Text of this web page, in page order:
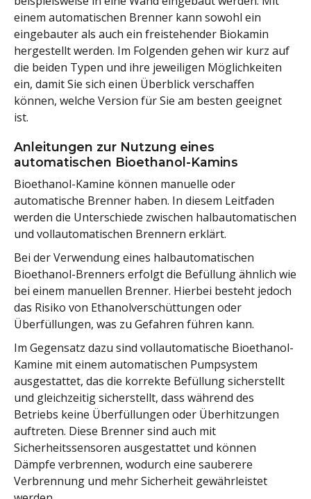
einem automatischen Brenner kann sowohl ein
eingebauter als auch ein freistehender Biokamin
hergestellt werden. Im Folgenden gehen wir kurz auf
die beiden Typen und ihre jeweiligen Möglichkeiten
ein, damit Sie sich einen Überblick verschaffen
können, welche Version für Sie am besten geeignet
ist.
Anleitungen zur Nutzung eines
automatischen Bioethanol-Kamins
Bioethanol-Kamine können manuelle oder
automatische Brenner haben. In diesem Leitfaden
werden die Unterschiede zwischen halbautomatischen
und vollautomatischen Brennern erklärt.
Bei der Verwendung eines halbautomatischen
Bioethanol-Brenners erfolgt die Befüllung ähnlich wie
bei einem manuellen Brenner. Hierbei besteht jedoch
das Risiko von Ethanolverschüttungen oder
Überfüllungen, was zu Gefahren führen kann.
Im Gegensatz dazu sind vollautomatische Bioethanol-
Kamine mit einem automatischen Pumpsystem
ausgestattet, das die korrekte Befüllung sicherstellt
und gleichzeitig sicherstellt, dass während des
Betriebs keine Überfüllungen oder Überhitzungen
auftreten. Diese Brenner sind auch mit
Sicherheitssensoren ausgestattet und können
Dämpfe verbrennen, wodurch eine sauberere
Verbrennung und mehr Sicherheit gewährleistet